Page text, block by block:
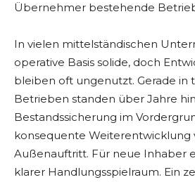
Übernehmer bestehende
In vielen mittelständischen
operative Basis solide, doch
bleiben oft ungenutzt. Gerade in
Betrieben standen über Jahre
Bestandssicherung im
konsequente Weiterentwicklung
Außenauftritt. Für neue Inhaber
klarer Handlungsspielraum. Ein